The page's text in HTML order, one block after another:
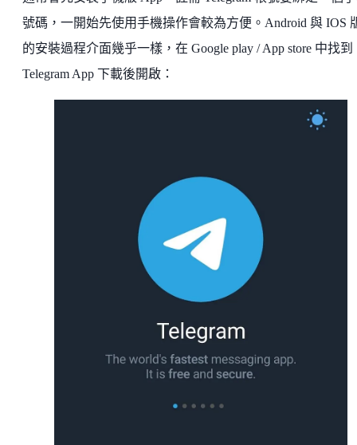
號碼，一開始先使用手機操作會較為方便。Android 與 IOS
的安裝過程介面幾乎一樣，在 Google play / App store 中找到
Telegram App 下載後開啟：